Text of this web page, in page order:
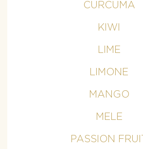
CURCUMA
KIWI
LIME
LIMONE
MANGO
MELE
PASSION FRUIT